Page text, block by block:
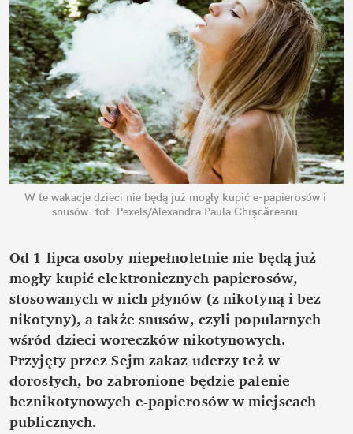
W te wakacje dzieci nie będą już mogły kupić e-papierosów i
snusów. fot. Pexels/Alexandra Paula Chişcăreanu
Od 1 lipca osoby niepełnoletnie nie będą już
mogły kupić elektronicznych papierosów,
stosowanych w nich płynów (z nikotyną i bez
nikotyny), a także snusów, czyli popularnych
wśród dzieci woreczków nikotynowych.
Przyjęty przez Sejm zakaz uderzy też w
dorosłych, bo zabronione będzie palenie
beznikotynowych e-papierosów w miejscach
publicznych.